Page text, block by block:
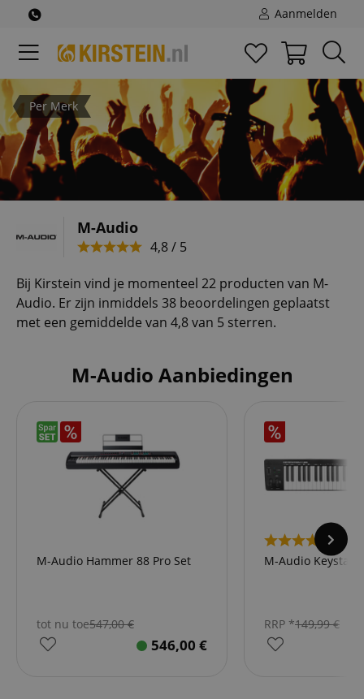
Aanmelden
Per Merk
M-Audio
4,8 / 5
Bij Kirstein vind je momenteel 22 producten van M-
Audio. Er zijn inmiddels 38 beoordelingen geplaatst
met een gemiddelde van 4,8 van 5 sterren.
M-Audio Aanbiedingen
M-Audio Hammer 88 Pro Set
tot nu toe547,00€
546,00 €
M-Audio
RRP *149,99€